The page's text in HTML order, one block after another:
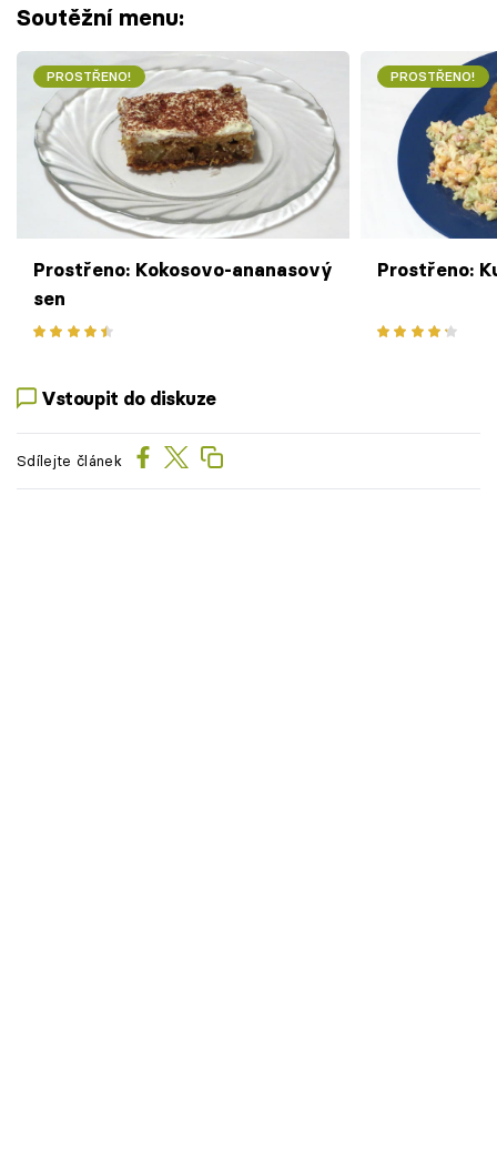
Soutěžní menu:
PROSTŘENO!
Prostřeno: Kokosovo-ananasový
sen
PROSTŘENO!
Prostřeno:
Vstoupit do diskuze
Sdílejte článek